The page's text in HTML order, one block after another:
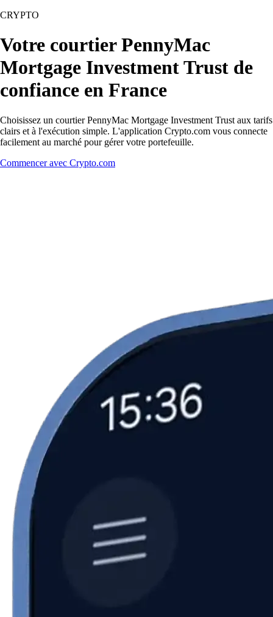
CRYPTO
Votre courtier PennyMac
Mortgage Investment Trust de
confiance en France
Choisissez un courtier PennyMac Mortgage Investment Trust aux tarifs
clairs et à l'exécution simple. L'application Crypto.com vous connecte
facilement au marché pour gérer votre portefeuille.
Commencer avec Crypto.com